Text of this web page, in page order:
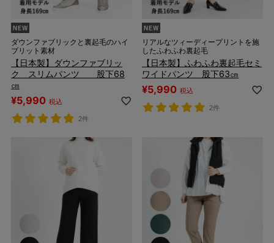
ダウンファブリックと裏起毛のハイ
ブリット素材
【日本製】ダウンファブリッ
ク スリムパンツ 股下68
㎝
¥5,990 税込
2件
リアルなツィーディープリントを施
したふわふわ裏起毛
【日本製】ふわふわ裏起毛セミ
ワイドパンツ 股下63㎝
¥5,990 税込
2件